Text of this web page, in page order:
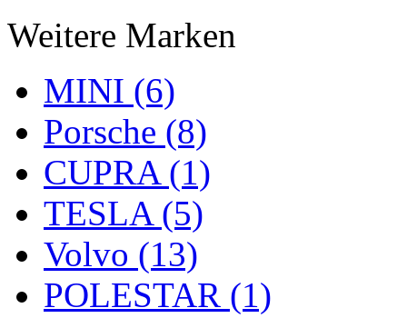
Weitere Marken
MINI (6)
Porsche (8)
CUPRA (1)
TESLA (5)
Volvo (13)
POLESTAR (1)